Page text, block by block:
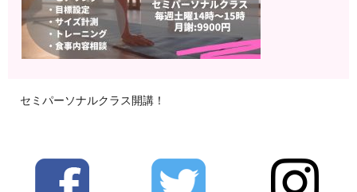
セミパーソナルクラス開講！